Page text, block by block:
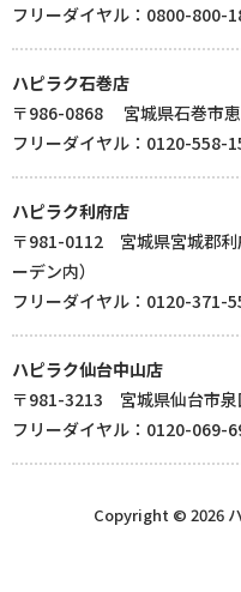
フリーダイヤル：0800-800-
ハピラク石巻店
〒986-0868 宮城県石巻市
フリーダイヤル：0120-558-
ハピラク利府店
〒981-0112 宮城県宮城郡利
ーデン内）
フリーダイヤル：0120-371-
ハピラク仙台中山店
〒981-3213 宮城県仙台市
フリーダイヤル：0120-069-
Copyright © 2026